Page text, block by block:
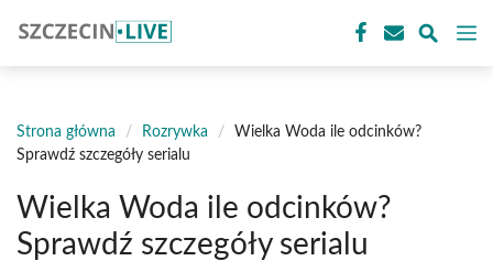
treści
Strona główna / Rozrywka /
Wielka Woda ile odcinków?
Sprawdź szczegóły serialu
Wielka Woda ile odcinków?
Sprawdź szczegóły serialu